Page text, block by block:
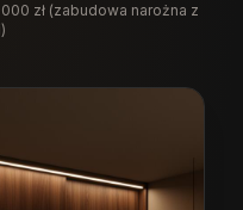
zł (zabudowa narożna z